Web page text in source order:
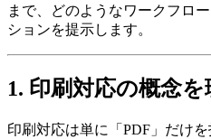
まで、どのようなワークフロ
ションを提示します。
1. 印刷対応の概念を
印刷対応は単に「PDF」だけ